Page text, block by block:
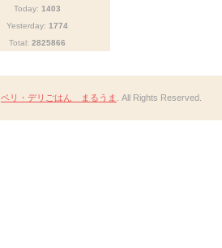
Today: 1403
Yesterday: 1774
Total: 2825866
ベリ・デリごはん まるうま . All Rights Reserved.